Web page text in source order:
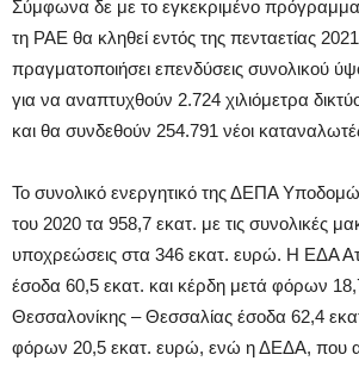
Σύμφωνα δε με το εγκεκριμένο
τη ΡΑΕ θα κληθεί εντός της πενταετίας
πραγματοποιήσει επενδύσεις συνολικού
για να αναπτυχθούν 2.724 χιλιόμετρα
και θα συνδεθούν 254.791 νέοι
Το συνολικό ενεργητικό της ΔΕΠΑ
του 2020 τα 958,7 εκατ. με τις συνολικές
υποχρεώσεις στα 346 εκατ. ευρώ. Η ΕΔΑ
έσοδα 60,5 εκατ. και κέρδη μετά φόρων
Θεσσαλονίκης – Θεσσαλίας έσοδα 62,4
φόρων 20,5 εκατ. ευρώ, ενώ η ΔΕΔΑ, που